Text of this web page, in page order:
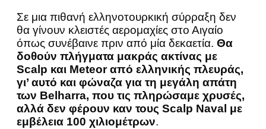
Σε μια πιθανή ελληνοτουρκική σύρραξη δεν
θα γίνουν κλειστές αερομαχίες στο Αιγαίο
όπως συνέβαινε πριν από μία δεκαετία. Θα
δοθούν πλήγματα μακράς ακτίνας με
Scalp και Meteor από ελληνικής πλευράς,
γι’ αυτό και φώναζα για τη μεγάλη απάτη
των Belharra, που τις πληρώσαμε χρυσές,
αλλά δεν φέρουν καν τους Scalp Naval με
εμβέλεια 100 χιλιομέτρων.